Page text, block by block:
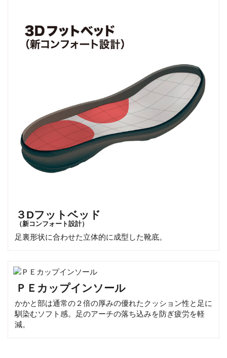
３Dフットベッド
（新コンフォート設計）
足裏形状に合わせた立体的に成型した靴底。
ＰＥカップインソール
かかと部は通常の２倍の厚みの優れたクッション性と足に
馴染むソフト感。足のアーチの落ち込みを防ぎ疲労を軽
減。